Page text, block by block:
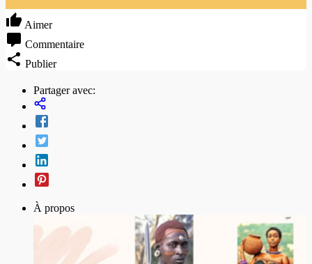
Aimer
Commentaire
Publier
Partager avec:
À propos